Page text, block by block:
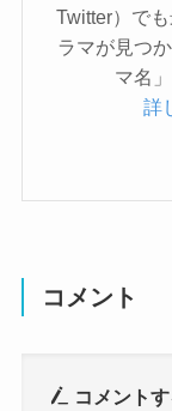
Twitter）で
ラマが見つ
マ名
詳
コメント
コメント